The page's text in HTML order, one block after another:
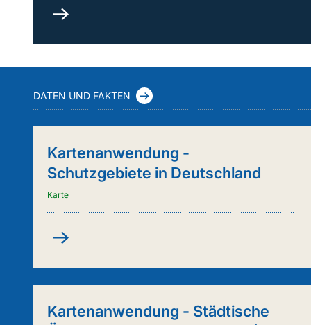
Fledermausschutz
Kuh
(FleKuCo)
DATEN UND FAKTEN
Kartenanwendung -
Schutzgebiete in Deutschland
Karte
Kartenanwendung
Schutzgebiete
in
Kartenanwendung - Städtische